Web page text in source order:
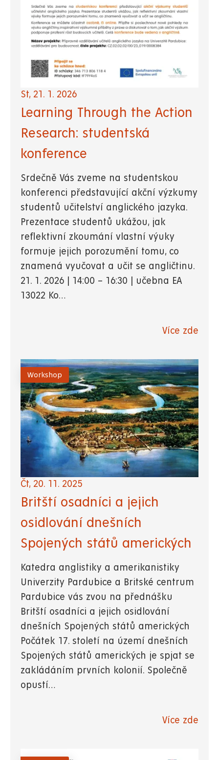
St, 21. 1. 2026
Learning Through the Action
Research: studentská
konference
Srdečně Vás zveme na studentskou
konferenci představující akční výzkumy
studentů učitelství anglického jazyka.
Prezentace studentů ukážou, jak
reflektivní zkoumání vlastní výuky
formuje jejich porozumění tomu, co
znamená vyučovat a učit se angličtinu.
21. 1. 2026 | 14:00 – 16:30 | učebna EA
13022 Ko…
Více zde
Workshop
Čt, 20. 11. 2025
Britští osadníci a jejich
osidlování dnešních
Spojených států amerických
Katedra anglistiky a amerikanistiky
Univerzity Pardubice a Britské centrum
Pardubice vás zvou na přednášku
Britští osadníci a jejich osidlování
dnešních Spojených států amerických
Počátek 17. století na území dnešních
Spojených států amerických je spjat se
zakládáním prvních kolonií. Společně
opustí…
Více zde